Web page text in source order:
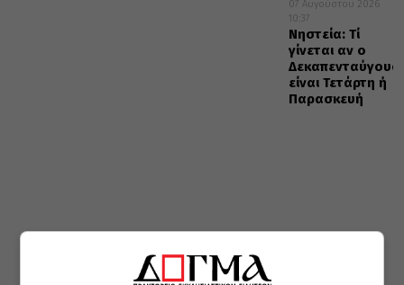
07 Αυγούστου 2026
10:37
Νηστεία: Τί
γίνεται αν ο
είναι Τετάρτη ή
Παρασκευή